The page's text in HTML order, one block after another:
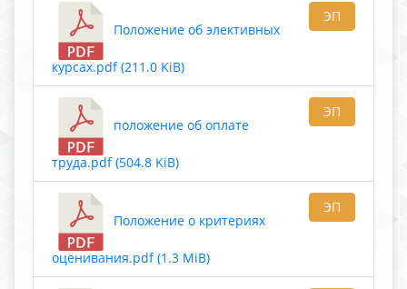
Положение об элективных
курсах.pdf (211.0 KiB)
ЭП
положение об оплате
труда.pdf (504.8 KiB)
ЭП
Положение о критериях
оценивания.pdf (1.3 MiB)
ЭП